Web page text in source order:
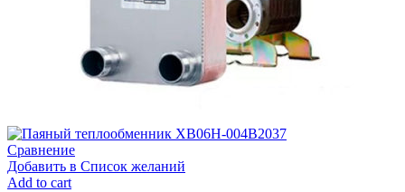
Сравнение
Добавить в Список желаний
Add to cart